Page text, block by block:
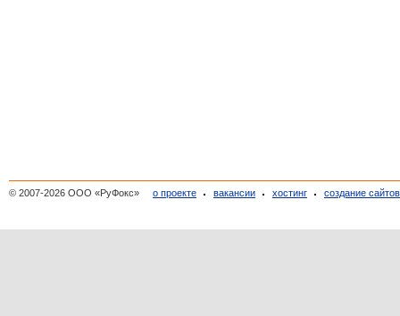
© 2007-2026 ООО «РуФокс» о проекте вакансии хостинг создание сайтов